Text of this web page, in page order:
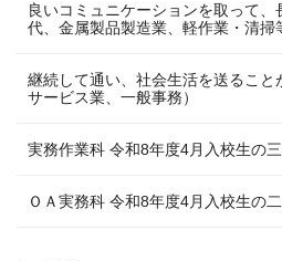
良いコミュニケーションを取って
代、金属製品製造業、軽作業・清掃
継続して通い、社会生活を送ること
サービス業、一般事務）
実務作業科 令和8年度4月入校生の
ＯＡ実務科 令和8年度4月入校生の